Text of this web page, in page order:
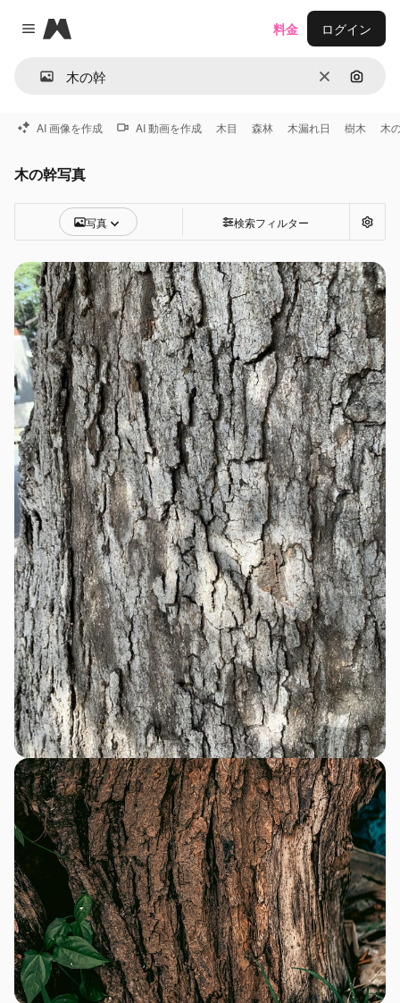
Close menu
Magnific
消去 画像で
料金 ログイン
AI 画像を作成 AI 動画を作成 木目 森林 木漏れ日 樹木 木
木の幹写真
写真 検索フィルター